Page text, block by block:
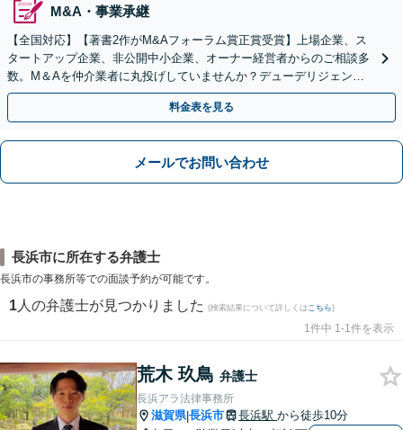
M&A・事業承継
【全国対応】【著書2作がM&Aフォーラム賞正賞受賞】上場企業、ス
タートアップ企業、非公開中小企業、オーナー経営者からのご相談多
数。M＆Aを仲介業者に丸投げしていませんか？デューデリジェンス
や契約書作成・交渉はお任せください【初回無料】
料金表を見る
メールでお問い合わせ
長浜市に所在する弁護士
長浜市の事務所等での面談予約が可能です。
1 人の弁護士が見つかりました (検索結果について詳しくは こちら)
1件中 1-1件を表示
荒木 玖鳥 弁護士
長浜アラ法律事務所
滋賀県|長浜市 長浜駅 から徒歩10分